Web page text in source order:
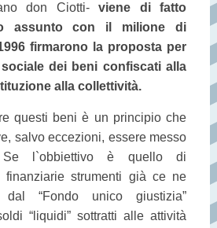
don Ciotti-viene di fatto
assunto con il milione di
firmarono la proposta per
dei beni confiscati alla
alla collettività.
questi beni è un principio che
salvo eccezioni, essere messo
Se l`obbiettivo è quello di
finanziarie strumenti già ce ne
“Fondo unico giustizia”
“liquidi” sottratti alle attività